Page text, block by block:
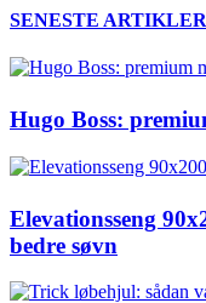
SENESTE ARTIKLER
Hugo Boss:
Elevationsseng
bedre søvn